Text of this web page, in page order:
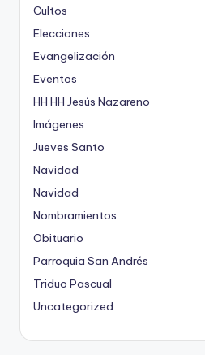
Cultos
Elecciones
Evangelización
Eventos
HH HH Jesús Nazareno
Imágenes
Jueves Santo
Navidad
Navidad
Nombramientos
Obituario
Parroquia San Andrés
Triduo Pascual
Uncategorized